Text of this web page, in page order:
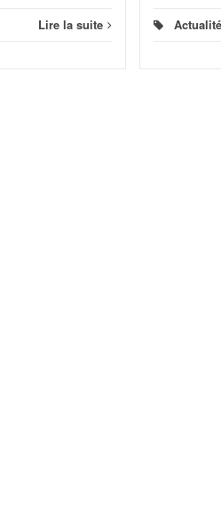
Lire la suite Actualité